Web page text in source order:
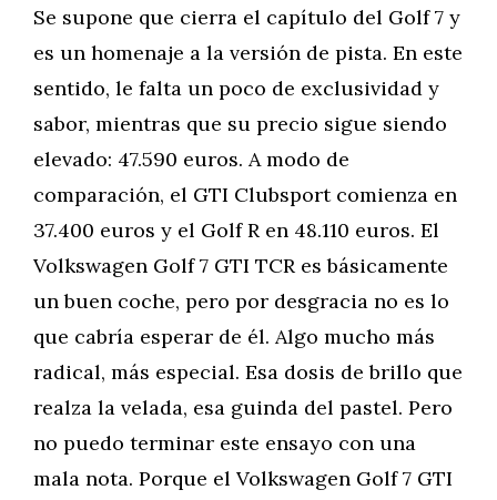
Se supone que cierra el capítulo del Golf 7 y
es un homenaje a la versión de pista. En este
sentido, le falta un poco de exclusividad y
sabor, mientras que su precio sigue siendo
elevado: 47.590 euros. A modo de
comparación, el GTI Clubsport comienza en
37.400 euros y el Golf R en 48.110 euros. El
Volkswagen Golf 7 GTI TCR es básicamente
un buen coche, pero por desgracia no es lo
que cabría esperar de él. Algo mucho más
radical, más especial. Esa dosis de brillo que
realza la velada, esa guinda del pastel. Pero
no puedo terminar este ensayo con una
mala nota. Porque el Volkswagen Golf 7 GTI